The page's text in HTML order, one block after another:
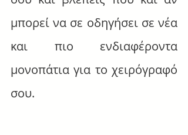
μπορεί να σε οδηγήσει σε νέα
και πιο ενδιαφέροντα
μονοπάτια για το χειρόγραφό
σου.